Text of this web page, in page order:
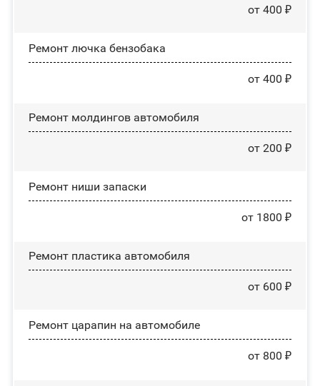
от 400 ₽
Ремонт лючка бензобака
от 400 ₽
Ремонт молдингов автомобиля
от 200 ₽
Ремонт ниши запаски
от 1800 ₽
Ремонт пластика автомобиля
от 600 ₽
Ремонт царапин на автомобиле
от 800 ₽